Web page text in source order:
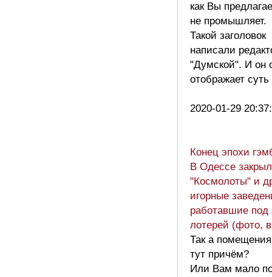
как Вы
не промышляет.
Такой заголовок
написали
"Думской". И он
отображает
2020-01-29
Конец эпохи
В Одессе
"Космолоты" и
игорные
работавшие
лотерей (фото,
Так а помещения
тут причём?
Или Вам мало